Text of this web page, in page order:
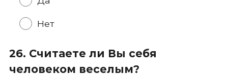
Нет
26. Считаете ли Вы себя
человеком веселым?